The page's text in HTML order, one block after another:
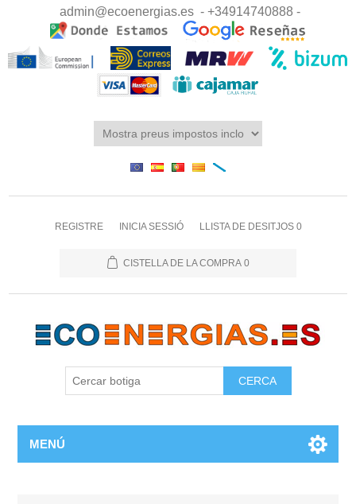
admin@ecoenergias.es - +34914740888 -
REGISTRE INICIA SESSIÓ LLISTA DE DESITJOS 0
CISTELLA DE LA COMPRA 0
MENÚ